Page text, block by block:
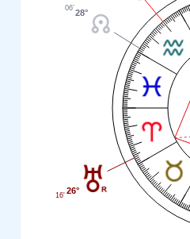
28°
06'
26°
16'